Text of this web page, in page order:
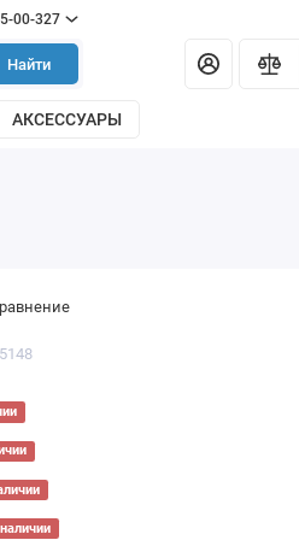
00-327
Найти
АКСЕССУАРЫ